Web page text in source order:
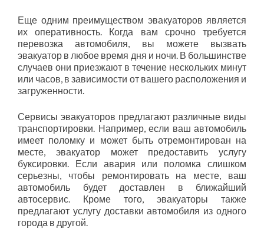
Еще одним преимуществом эвакуаторов является
их оперативность. Когда вам срочно требуется
перевозка автомобиля, вы можете вызвать
эвакуатор в любое время дня и ночи. В большинстве
случаев они приезжают в течение нескольких минут
или часов, в зависимости от вашего расположения и
загруженности.
Сервисы эвакуаторов предлагают различные виды
транспортировки. Например, если ваш автомобиль
имеет поломку и может быть отремонтирован на
месте, эвакуатор может предоставить услугу
буксировки. Если авария или поломка слишком
серьезны, чтобы ремонтировать на месте, ваш
автомобиль будет доставлен в ближайший
автосервис. Кроме того, эвакуаторы также
предлагают услугу доставки автомобиля из одного
города в другой.